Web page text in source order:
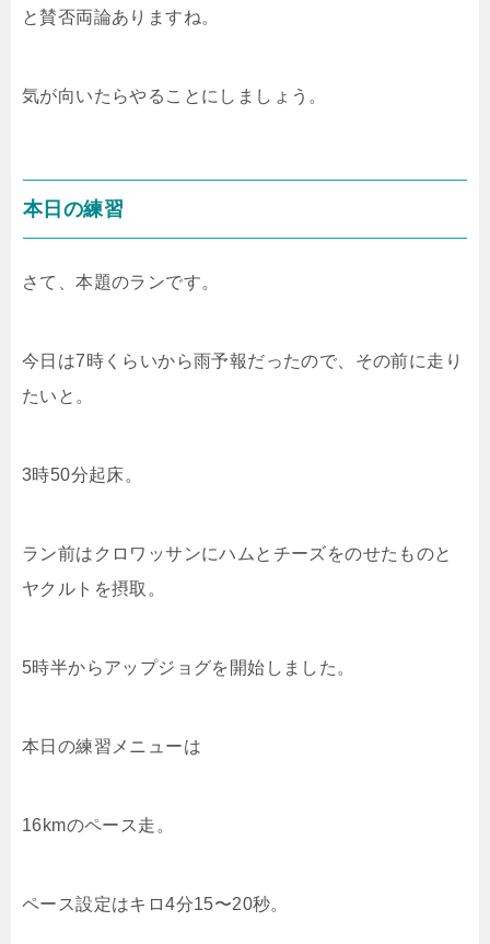
と賛否両論ありますね。
気が向いたらやることにしましょう。
本日の練習
さて、本題のランです。
今日は7時くらいから雨予報だったので、その前に走り
たいと。
3時50分起床。
ラン前はクロワッサンにハムとチーズをのせたものと
ヤクルトを摂取。
5時半からアップジョグを開始しました。
本日の練習メニューは
16kmのペース走。
ペース設定はキロ4分15〜20秒。